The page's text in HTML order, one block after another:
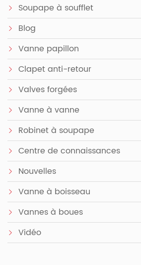
Soupape à soufflet
Blog
Vanne papillon
Clapet anti-retour
Valves forgées
Vanne à vanne
Robinet à soupape
Centre de connaissances
Nouvelles
Vanne à boisseau
Vannes à boues
Vidéo